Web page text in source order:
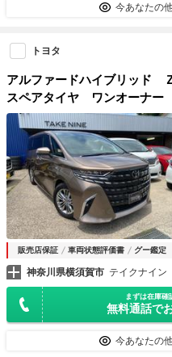
今あなたの
トヨタ
アルファードハイブリッ
スペアタイヤ ワンオーナー
販売店保証 車両状態評価書 グー鑑定
神奈川県横須賀市 テイクナイン
まずは在庫確
無料通話で
今あなたの